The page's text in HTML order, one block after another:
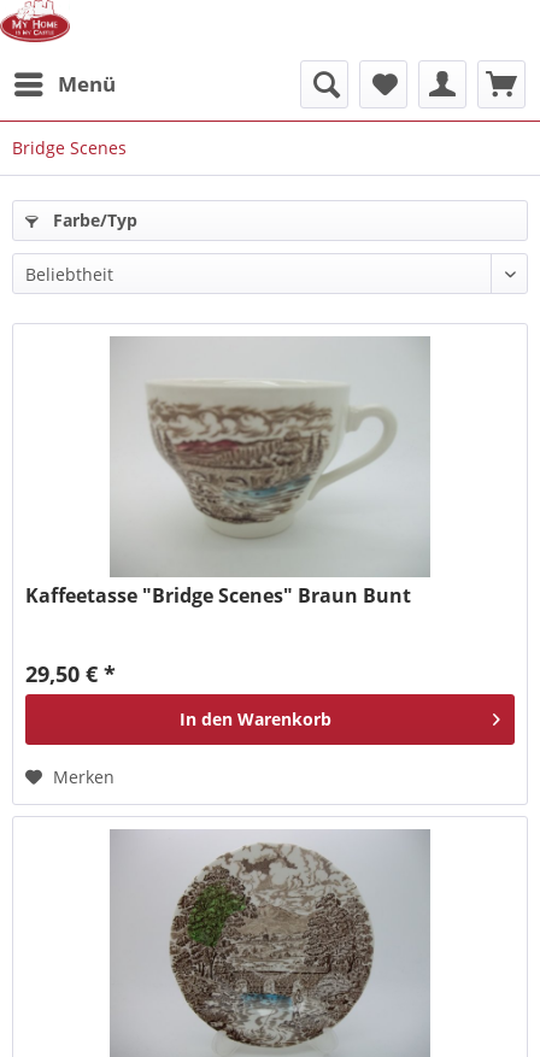
Menü
Bridge Scenes
Farbe/Typ
Kaffeetasse "Bridge Scenes" Braun Bunt
29,50 € *
In den Warenkorb
Merken